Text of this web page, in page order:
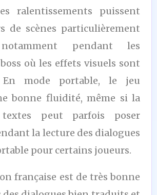
ralentissements puissent
de scènes particulièrement
notamment pendant les
où les effets visuels sont
En mode portable, le jeu
bonne fluidité, même si la
peut parfois poser
la lecture des dialogues
pour certains joueurs.
française est de très bonne